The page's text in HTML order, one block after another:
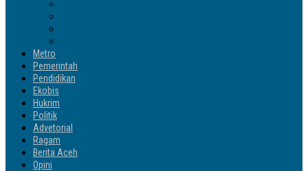
Metro
Pemerintah
Pendidikan
Ekobis
Hukrim
Politik
Advetorial
Ragam
Berita Aceh
Opini